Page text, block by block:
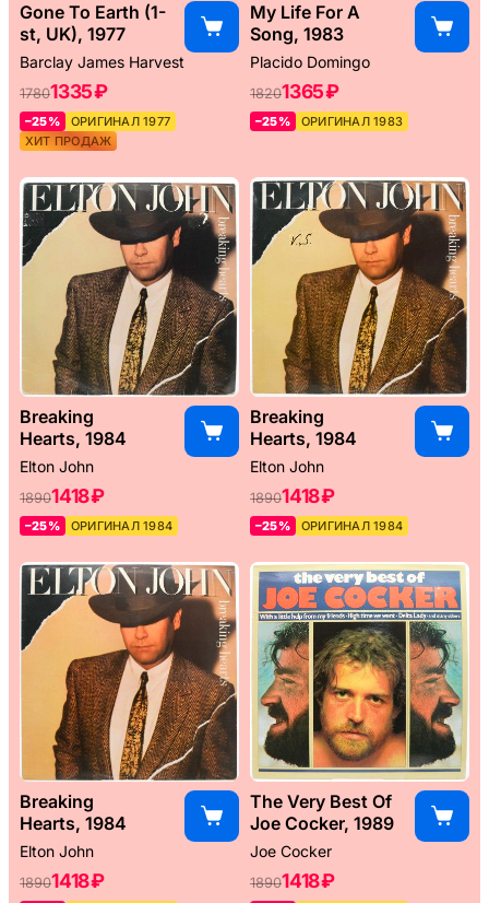
Gone To Earth (1-
st, UK), 1977
Barclay James Harvest
17801335 ₽
–25%
ОРИГИНАЛ 1977
ХИТ ПРОДАЖ
My Life For A
Song, 1983
Placido Domingo
18201365 ₽
–25% ОРИГИНАЛ 1983
Breaking
Hearts, 1984
Elton John
18901418 ₽
–25% ОРИГИНАЛ 1984
Breaking
Hearts, 1984
Elton John
18901418 ₽
–25% ОРИГИНАЛ 1984
Breaking
Hearts, 1984
Elton John
18901418 ₽
The Very Best Of
Joe Cocker, 1989
Joe Cocker
18901418 ₽